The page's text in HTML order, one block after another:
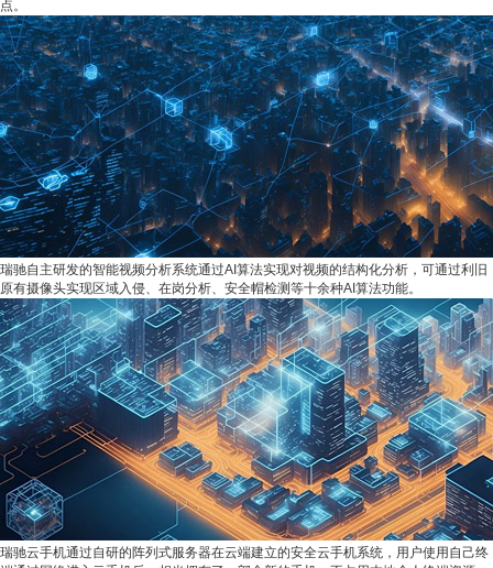
点。
瑞驰自主研发的智能视频分析系统通过AI算法实现对视频的结构化分析，可通过利旧
原有摄像头实现区域入侵、在岗分析、安全帽检测等十余种AI算法功能。
瑞驰云手机通过自研的阵列式服务器在云端建立的安全云手机系统，用户使用自己终